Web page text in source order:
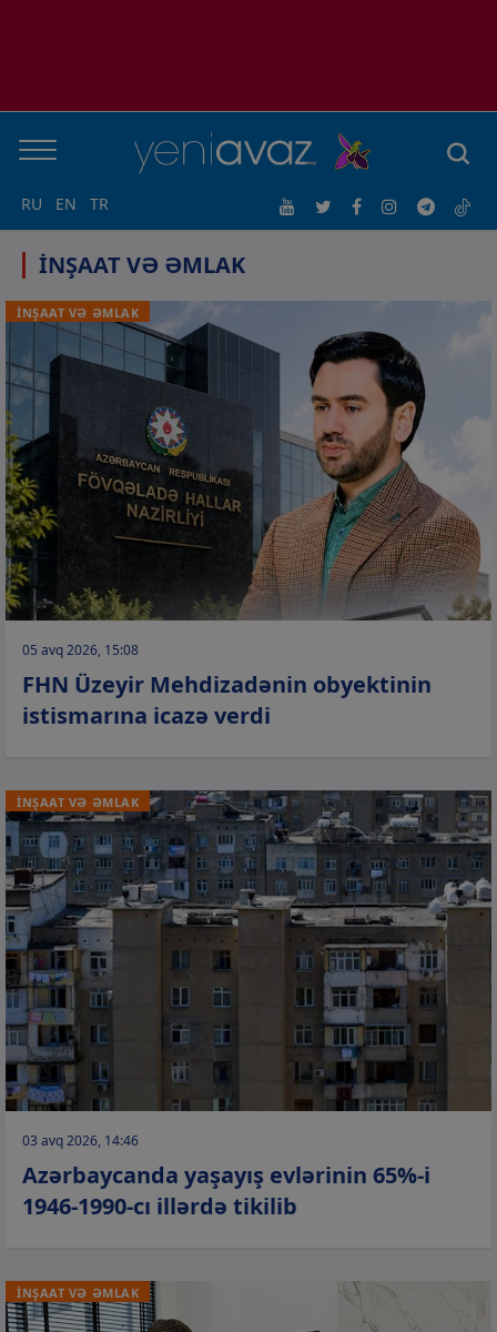
RU EN TR
İNŞAAT VƏ ƏMLAK
İNŞAAT VƏ ƏMLAK
05 avq 2026, 15:08
FHN Üzeyir Mehdizadənin obyektinin
istismarına icazə verdi
İNŞAAT VƏ ƏMLAK
03 avq 2026, 14:46
Azərbaycanda yaşayış evlərinin 65%-i
1946-1990-cı illərdə tikilib
İNŞAAT VƏ ƏMLAK